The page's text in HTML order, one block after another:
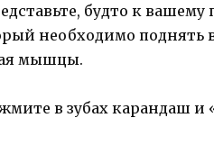
будто к
необходимо поднять
мышцы.
в зубах карандаш